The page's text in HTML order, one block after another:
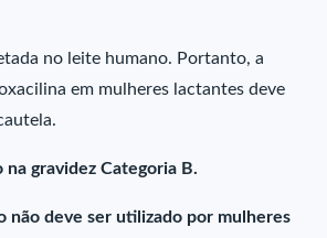
no leite humano. Portanto, a
em mulheres lactantes deve
na gravidez Categoria B.
não deve ser utilizado por mulheres